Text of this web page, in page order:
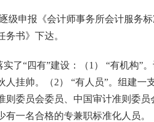
级申报 《会计师事务所会计服务标
务书》下达。
了“四有”建设：（1 ） “有机构”
人挂帅。（2） “有人员”。组建一
委员会委员、中国审计准则委
一名合格的专兼职标准化人员。